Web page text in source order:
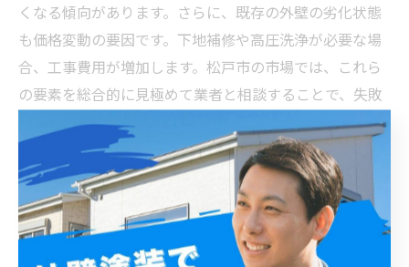
くなる傾向があります。さらに、既存の外壁の劣化状態
も価格変動の要因です。下地補修や高圧洗浄が必要な場
合、工事費用が増加します。松戸市の市場では、これら
の要素を総合的に見極めて業者と相談することで、失敗
しない塗装計画が立てられます。しっかりと情報収集
し、適正価格で質の高い施工を実現しましょう。
松戸市の外壁塗装で安心して適正価格を見極めるため
の最終チェックリスト